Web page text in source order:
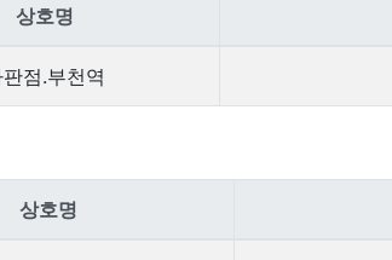
상호명
판점.부천역
상호명